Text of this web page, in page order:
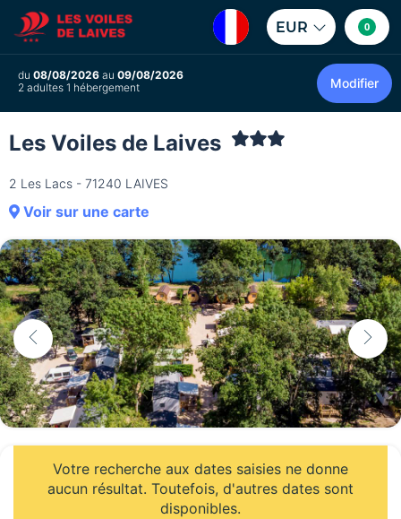
EUR 0
du 08/08/2026 au 09/08/2026
2 adultes 1 hébergement
Modifier
Les Voiles de Laives
2 Les Lacs - 71240 LAIVES
Voir sur une carte
Votre recherche aux dates saisies ne donne
aucun résultat. Toutefois, d'autres dates sont
disponibles.